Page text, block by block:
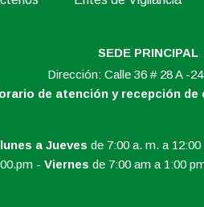
SEDE PRINCIPAL
Dirección: Calle 36 # 28 A -
de atención y recepción de
lunes a Jueves de 7:00 a. m. a
- Viernes de 7:00 am a 1:00